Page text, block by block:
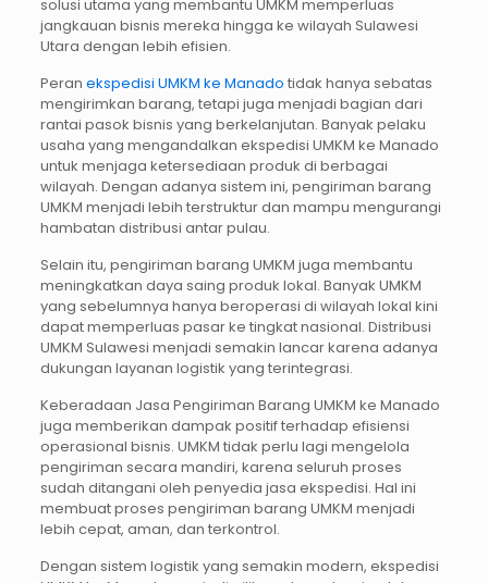
solusi utama yang membantu UMKM memperluas
jangkauan bisnis mereka hingga ke wilayah Sulawesi
Utara dengan lebih efisien.
Peran ekspedisi UMKM ke Manado tidak hanya sebatas
mengirimkan barang, tetapi juga menjadi bagian dari
rantai pasok bisnis yang berkelanjutan. Banyak pelaku
usaha yang mengandalkan ekspedisi UMKM ke Manado
untuk menjaga ketersediaan produk di berbagai
wilayah. Dengan adanya sistem ini, pengiriman barang
UMKM menjadi lebih terstruktur dan mampu mengurangi
hambatan distribusi antar pulau.
Selain itu, pengiriman barang UMKM juga membantu
meningkatkan daya saing produk lokal. Banyak UMKM
yang sebelumnya hanya beroperasi di wilayah lokal kini
dapat memperluas pasar ke tingkat nasional. Distribusi
UMKM Sulawesi menjadi semakin lancar karena adanya
dukungan layanan logistik yang terintegrasi.
Keberadaan Jasa Pengiriman Barang UMKM ke Manado
juga memberikan dampak positif terhadap efisiensi
operasional bisnis. UMKM tidak perlu lagi mengelola
pengiriman secara mandiri, karena seluruh proses
sudah ditangani oleh penyedia jasa ekspedisi. Hal ini
membuat proses pengiriman barang UMKM menjadi
lebih cepat, aman, dan terkontrol.
Dengan sistem logistik yang semakin modern, ekspedisi